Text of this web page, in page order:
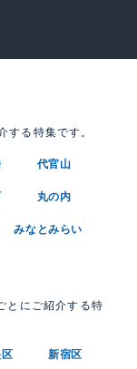
する特集です。
代官山
丸の内
みなとみらい
とにご紹介する特
新宿区